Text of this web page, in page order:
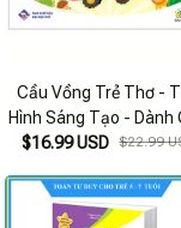
Cầu Vồng Trẻ Thơ -
Hình Sáng Tạo - Dành
Trẻ 24-36 Tháng
$16.99 USD $22.99